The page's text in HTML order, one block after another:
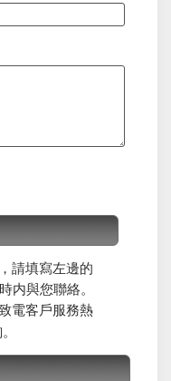
請填寫左邊的
内與您聯絡。
電客戶服務熱